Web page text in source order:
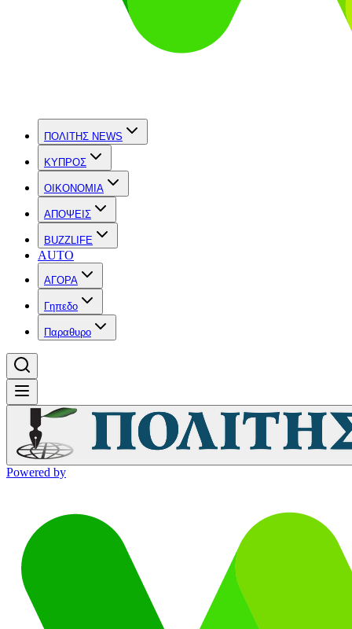
ΠΟΛΙΤΗΣ NEWS
ΚΥΠΡΟΣ
OIKONOMIA
ΑΠΟΨΕΙΣ
BUZZLIFE
AUTO
ΑΓΟΡΑ
Γηπεδο
Παραθυρο
Powered by